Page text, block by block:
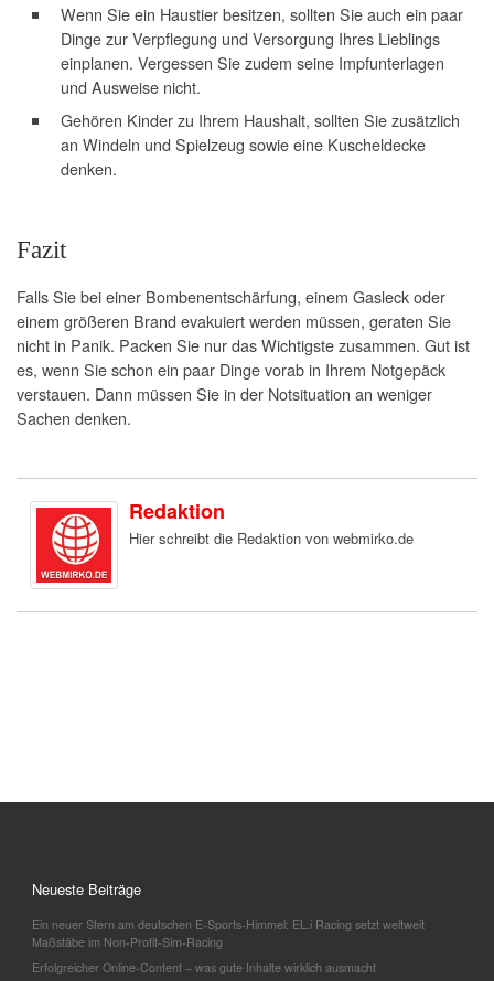
Wenn Sie ein Haustier besitzen, sollten Sie auch ein paar
Dinge zur Verpflegung und Versorgung Ihres Lieblings
einplanen. Vergessen Sie zudem seine Impfunterlagen
und Ausweise nicht.
Gehören Kinder zu Ihrem Haushalt, sollten Sie zusätzlich
an Windeln und Spielzeug sowie eine Kuscheldecke
denken.
Fazit
Falls Sie bei einer Bombenentschärfung, einem Gasleck oder
einem größeren Brand evakuiert werden müssen, geraten Sie
nicht in Panik. Packen Sie nur das Wichtigste zusammen. Gut ist
es, wenn Sie schon ein paar Dinge vorab in Ihrem Notgepäck
verstauen. Dann müssen Sie in der Notsituation an weniger
Sachen denken.
Redaktion
Hier schreibt die Redaktion von webmirko.de
Neueste Beiträge
Ein neuer Stern am deutschen E-Sports-Himmel: EL.i Racing setzt weltweit
Maßstäbe im Non-Profit-Sim-Racing
Erfolgreicher Online-Content – was gute Inhalte wirklich ausmacht